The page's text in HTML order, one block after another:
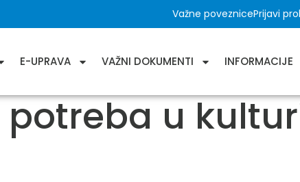
Važne poveznicePrijavi
E-UPRAVA VAŽNI DOKUMENTI INFORMACIJE
u